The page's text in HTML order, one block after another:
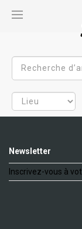
Newsletter
Inscrivez-vous à